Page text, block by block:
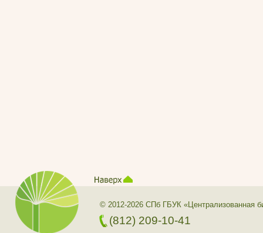
© 2012-2026 СПб ГБУК «Централизованная
(812) 209-10-41